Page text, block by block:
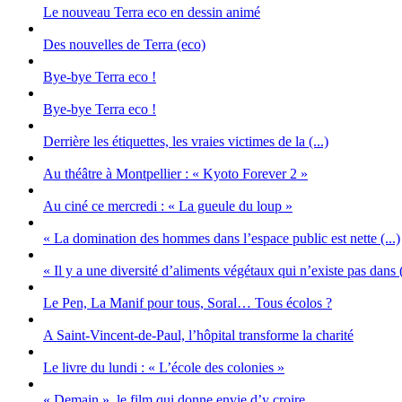
Le nouveau Terra eco en dessin animé
Des nouvelles de Terra (eco)
Bye-bye Terra eco !
Bye-bye Terra eco !
Derrière les étiquettes, les vraies victimes de la (...)
Au théâtre à Montpellier : « Kyoto Forever 2 »
Au ciné ce mercredi : « La gueule du loup »
« La domination des hommes dans l’espace public est nette (...)
« Il y a une diversité d’aliments végétaux qui n’existe pas dans
Le Pen, La Manif pour tous, Soral… Tous écolos ?
A Saint-Vincent-de-Paul, l’hôpital transforme la charité
Le livre du lundi : « L’école des colonies »